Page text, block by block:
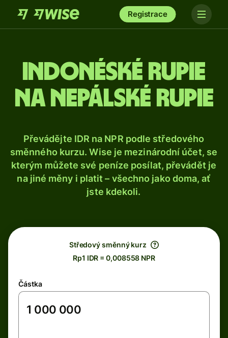
Registrace
Indonéské rupie
na nepálské rupie
Převádějte IDR na NPR podle středového
směnného kurzu. Wise je mezinárodní účet, se
kterým můžete své peníze posílat, převádět je
na jiné měny i platit – všechno jako doma, ať
jste kdekoli.
Středový směnný kurz
Rp1 IDR = 0,008558 NPR
Částka